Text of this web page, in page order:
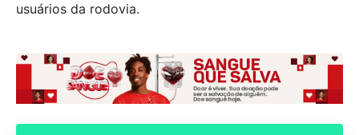
usuários da rodovia.